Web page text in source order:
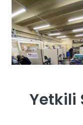
Yetkili